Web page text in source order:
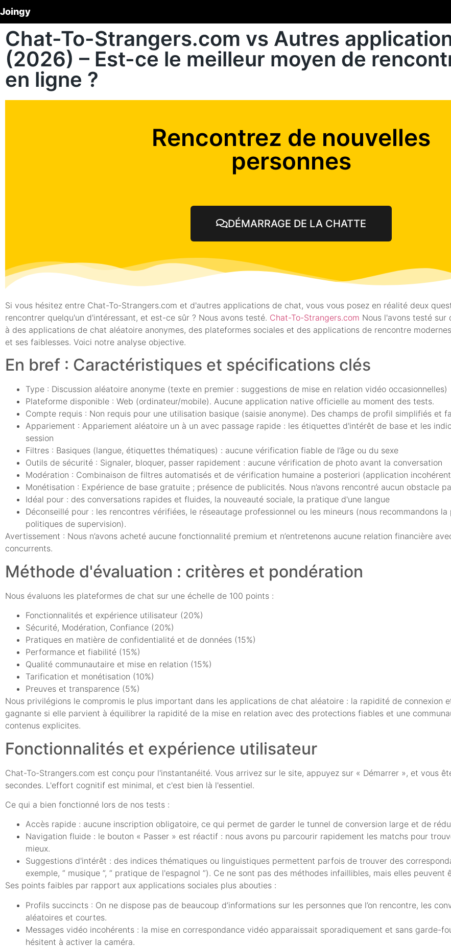
Joingy
Chat-To-Strangers.com vs Autres
(2026) – Est-ce le meilleur moyen de
en ligne ?
Rencontrez de nouvelles
personnes
DÉMARRAGE DE LA CHATTE
Si vous hésitez entre Chat-To-Strangers.com et d'autres applications de chat, vous vous posez en réalité deux
rencontrer quelqu'un d'intéressant, et est-ce sûr ? Nous avons testé. Chat-To-Strangers.com Nous l'avons testé
à des applications de chat aléatoire anonymes, des plateformes sociales et des applications de rencontre
et ses faiblesses. Voici notre analyse objective.
En bref : Caractéristiques et spécifications clés
Type : Discussion aléatoire anonyme (texte en premier : suggestions de mise en relation vidéo occasionnelles)
Plateforme disponible : Web (ordinateur/mobile). Aucune application native officielle au moment des tests.
Compte requis : Non requis pour une utilisation basique (saisie anonyme). Des champs de profil simplifiés et
Appariement : Appariement aléatoire un à un avec passage rapide : les étiquettes d'intérêt de base et les
session
Filtres : Basiques (langue, étiquettes thématiques) : aucune vérification fiable de l’âge ou du sexe
Outils de sécurité : Signaler, bloquer, passer rapidement : aucune vérification de photo avant la conversation
Modération : Combinaison de filtres automatisés et de vérification humaine a posteriori (application
Monétisation : Expérience de base gratuite ; présence de publicités. Nous n’avons rencontré aucun obstacle
Idéal pour : des conversations rapides et fluides, la nouveauté sociale, la pratique d'une langue
Déconseillé pour : les rencontres vérifiées, le réseautage professionnel ou les mineurs (nous recommandons
politiques de supervision).
Avertissement : Nous n’avons acheté aucune fonctionnalité premium et n’entretenons aucune relation financière
concurrents.
Méthode d'évaluation : critères et pondération
Nous évaluons les plateformes de chat sur une échelle de 100 points :
Fonctionnalités et expérience utilisateur (20%)
Sécurité, Modération, Confiance (20%)
Pratiques en matière de confidentialité et de données (15%)
Performance et fiabilité (15%)
Qualité communautaire et mise en relation (15%)
Tarification et monétisation (10%)
Preuves et transparence (5%)
Nous privilégions le compromis le plus important dans les applications de chat aléatoire : la rapidité de connexion
gagnante si elle parvient à équilibrer la rapidité de la mise en relation avec des protections fiables et une
contenus explicites.
Fonctionnalités et expérience utilisateur
Chat-To-Strangers.com est conçu pour l'instantanéité. Vous arrivez sur le site, appuyez sur « Démarrer », et vous
secondes. L'effort cognitif est minimal, et c'est bien là l'essentiel.
Ce qui a bien fonctionné lors de nos tests :
Accès rapide : aucune inscription obligatoire, ce qui permet de garder le tunnel de conversion large et de
Navigation fluide : le bouton « Passer » est réactif : nous avons pu parcourir rapidement les matchs pour
mieux.
Suggestions d'intérêt : des indices thématiques ou linguistiques permettent parfois de trouver des
exemple, “ musique ”, “ pratique de l'espagnol ”). Ce ne sont pas des méthodes infaillibles, mais elles peuvent
Ses points faibles par rapport aux applications sociales plus abouties :
Profils succincts : On ne dispose pas de beaucoup d’informations sur les personnes que l’on rencontre, les
aléatoires et courtes.
Messages vidéo incohérents : la mise en correspondance vidéo apparaissait sporadiquement et sans garde-
hésitent à activer la caméra.